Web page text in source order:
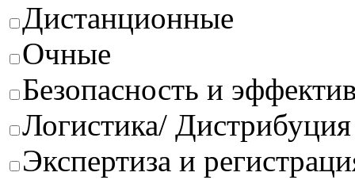
Дистанционные
Очные
Безопасность и
Логистика/
Экспертиза и